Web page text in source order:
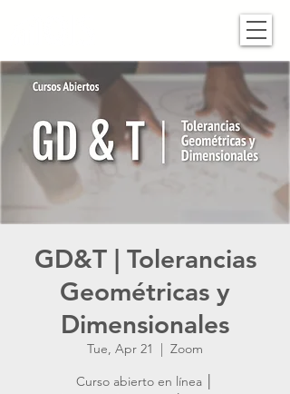
GD&T | Tolerancias
Geométricas y
Dimensionales
Tue, Apr 21
  |
Zoom
Curso abierto en línea │